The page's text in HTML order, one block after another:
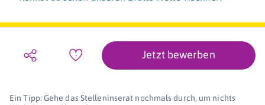
Jetzt bewerben
Ein Tipp: Gehe das Stelleninserat nochmals durch, um nichts